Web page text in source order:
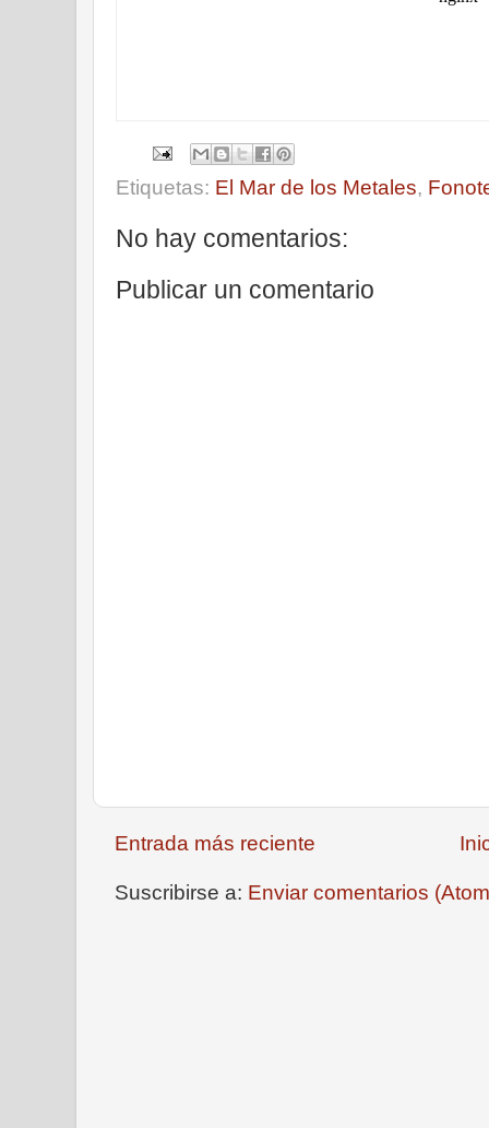
Etiquetas: El Mar de los Metales,
No hay comentarios:
Publicar un comentario
Entrada más reciente
Suscribirse a: Enviar comentarios